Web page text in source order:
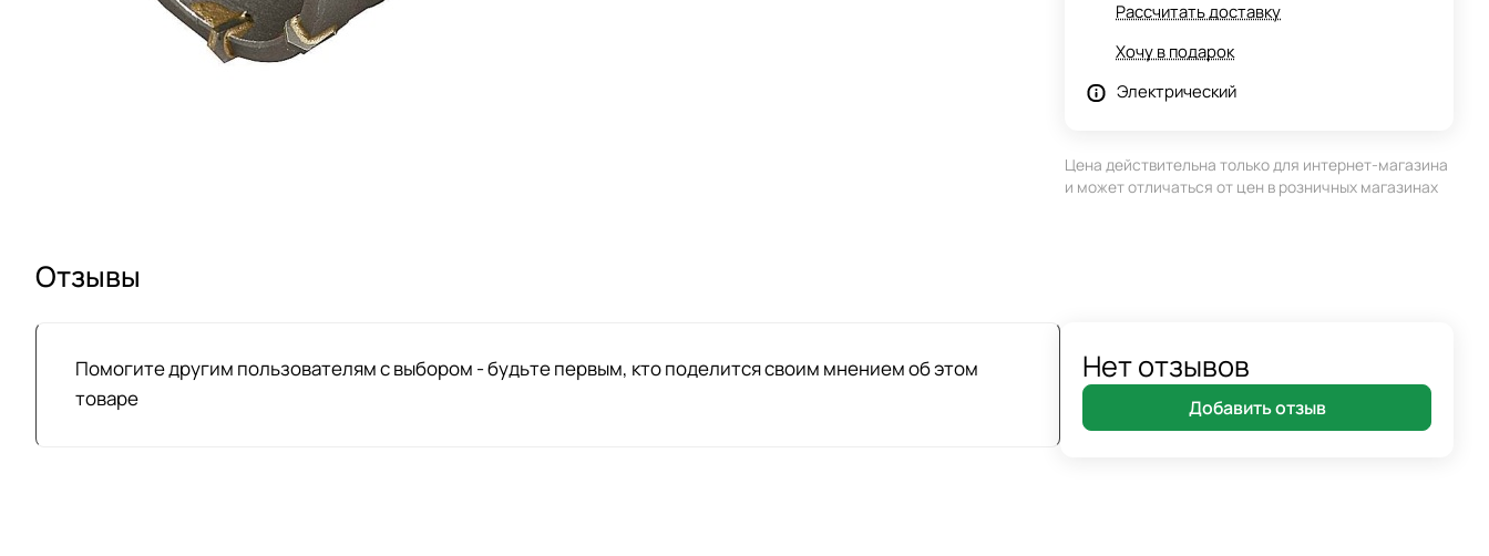
Рассчитать доставку
Хочу в подарок
Электрический
Цена действительна только для интернет-магазина
и может отличаться от цен в розничных магазинах
Отзывы
Помогите другим пользователям с выбором - будьте первым, кто поделится своим мнением об этом
товаре
Нет отзывов
Добавить отзыв